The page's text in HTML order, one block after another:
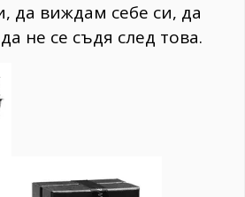
да виждам себе си, да
не се съдя след това.